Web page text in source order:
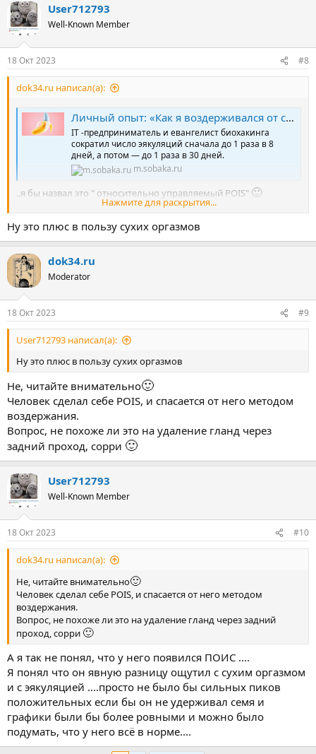
User712793
Well-Known Member
18 Окт 2023 #8
dok34.ru написал(а):
Личный опыт: «Как я воздерживался от секса по примеру древних даосов. И что из этого вышло»
IT -предприниматель и евангелист биохакинга
сократил число эякуляций сначала до 1 раза в 8
дней, а потом — до 1 раза в 30 дней.
m.sobaka.ru
..я бы назвал это " относительно управляемый POIS" 🙂
Но подробно описано вроде.Нажмите для раскрытия...
Ну это плюс в пользу сухих оргазмов
dok34.ru
Moderator
18 Окт 2023 #9
User712793 написал(а):
Ну это плюс в пользу сухих оргазмов
Не, читайте внимательно🙂
Человек сделал себе POIS, и спасается от него методом
воздержания.
Вопрос, не похоже ли это на удаление гланд через
задний проход, сорри 🙂
User712793
Well-Known Member
18 Окт 2023 #10
dok34.ru написал(а):
Не, читайте внимательно🙂
Человек сделал себе POIS, и спасается от него методом
воздержания.
Вопрос, не похоже ли это на удаление гланд через задний
проход, сорри 🙂
А я так не понял, что у него появился ПОИС ....
Я понял что он явную разницу ощутил с сухим оргазмом
и с эякуляцией ....просто не было бы сильных пиков
положительных если бы он не удерживал семя и
графики были бы более ровными и можно было
подумать, что у него всё в норме....